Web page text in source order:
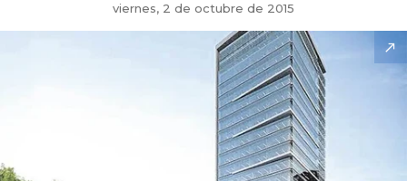
viernes, 2 de octubre de 2015